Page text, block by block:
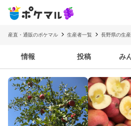
産直・通販のポケマル 生産者一覧 長野県の生
情報 投稿 み